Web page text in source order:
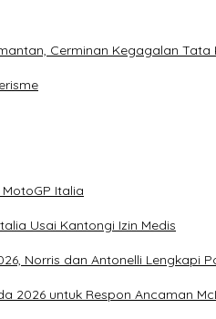
Cerminan Kegagalan Tata
Italia
Usai Kantongi Izin Medis
Norris dan Antonelli Lengkapi
2026 untuk Respon Ancaman